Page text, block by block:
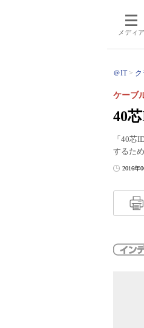
メディア
＠IT ク
40
ケーブ
「40芯
するた
2016年